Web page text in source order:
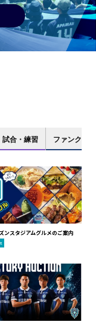
試合・練習 ファンクラブ
ンスタジアムグルメのご案内